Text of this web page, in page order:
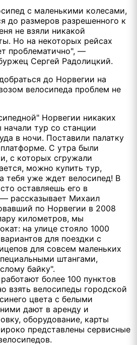
с маленькими колесами,
до размеров разрешенного к
не взяли никакой
Но на некоторых рейсах
проблематично", —
Сергей Радолицкий.
до Норвегии на
велосипеда проблем не
Норвегии никаких
тур со станции
в ночи. Поставили палатку
С утра были
с которых сгружали
можно купить тур,
тебя уже ждет велосипед! В
оставляешь его в
рассказывает Михаил
по Норвегии в 2008
километров, мы
на улице стояло 1000
для поездки с
для совсем маленьких
штангами,
байку".
более 100 пунктов
взять велосипеды городской
цвета с белыми
дают в аренду и
оборудование, карты
представлены сервисные